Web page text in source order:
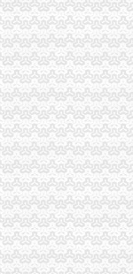
告_中
息_注册信息_
闻
场会上的讲话
_信用信息_诉
息_信用信息_诉
会上的讲话_
监控招标信息
市报